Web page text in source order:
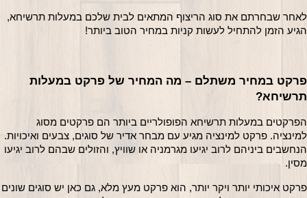
לאחר שבחרתם את סוג הריצוף המתאים לבית שלכם במעלות תרשיחא,
הזמן להתחיל לעשות קניות במחיר הטוב ביותר!
פרקט במחיר משתלם – מה המחיר של פרקט במעלות
הפרקטים במעלות תרשיחא הפופולריים ביותר הם פרקטים מסוג
למינציה. פרקט למינציה מגיע עם מבחר אדיר של סוגים, צבעים ואיכויות.
הנחשבים ביניהם לרוב יגיעו מגרמניה או שוויץ, והזולים שבהם לרוב יגיעו
פרקט איכותי יותר ויקר יותר, הוא פרקט מעץ מלא, גם כאן יש סוגים שונים